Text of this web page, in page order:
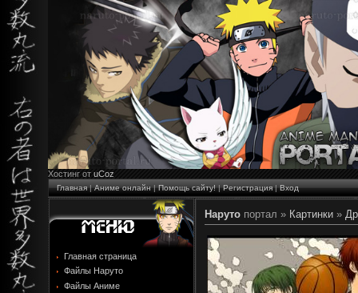
Хостинг от uCoz
Главная|Аниме онлайн|Помощь сайту!|Регистрация|Вход
Главная страница
Файлы Наруто
Файлы Аниме
Наруто портал » Картинки »